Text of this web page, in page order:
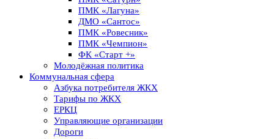
ПМК «Лагуна»
ДМО «Сантос»
ПМК «Ровесник»
ПМК «Чемпион»
ФК «Старт +»
Молодёжная политика
Коммунальная сфера
Азбука потребителя ЖКХ
Тарифы по ЖКХ
ЕРКЦ
Управляющие организации
Дороги